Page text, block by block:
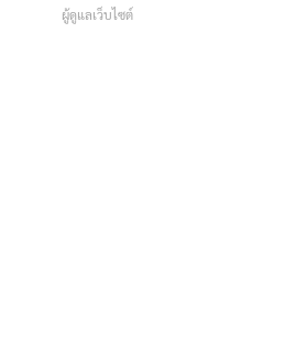
ผู้ดูแลเว็บไซต์